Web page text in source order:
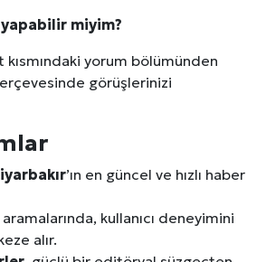
miyim?
yorum bölümünden
görüşlerinizi
’ın en güncel ve hızlı haber
aramalarında, kullanıcı deneyimini
alır.